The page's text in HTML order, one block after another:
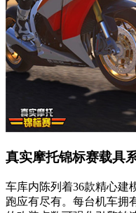
真实摩托锦标赛载具
车库内陈列着36款精心建
跑应有尽有。每台机车拥